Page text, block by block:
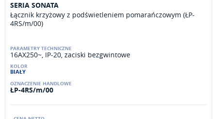
SERIA SONATA
Łącznik krzyżowy z podświetleniem pomarańczowym (ŁP-
4RS/m/00)
16AX250~, IP-20, zaciski bezgwintowe
BIAŁY
ŁP-4RS/m/00